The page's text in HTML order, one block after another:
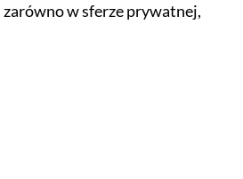
zarówno w sferze prywatnej,